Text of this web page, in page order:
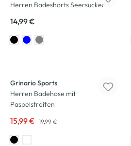
Herren Badeshorts Seersucker
14,99 €
Grinario Sports
Herren Badehose mit
Paspelstreifen
15,99 € 19,99 €